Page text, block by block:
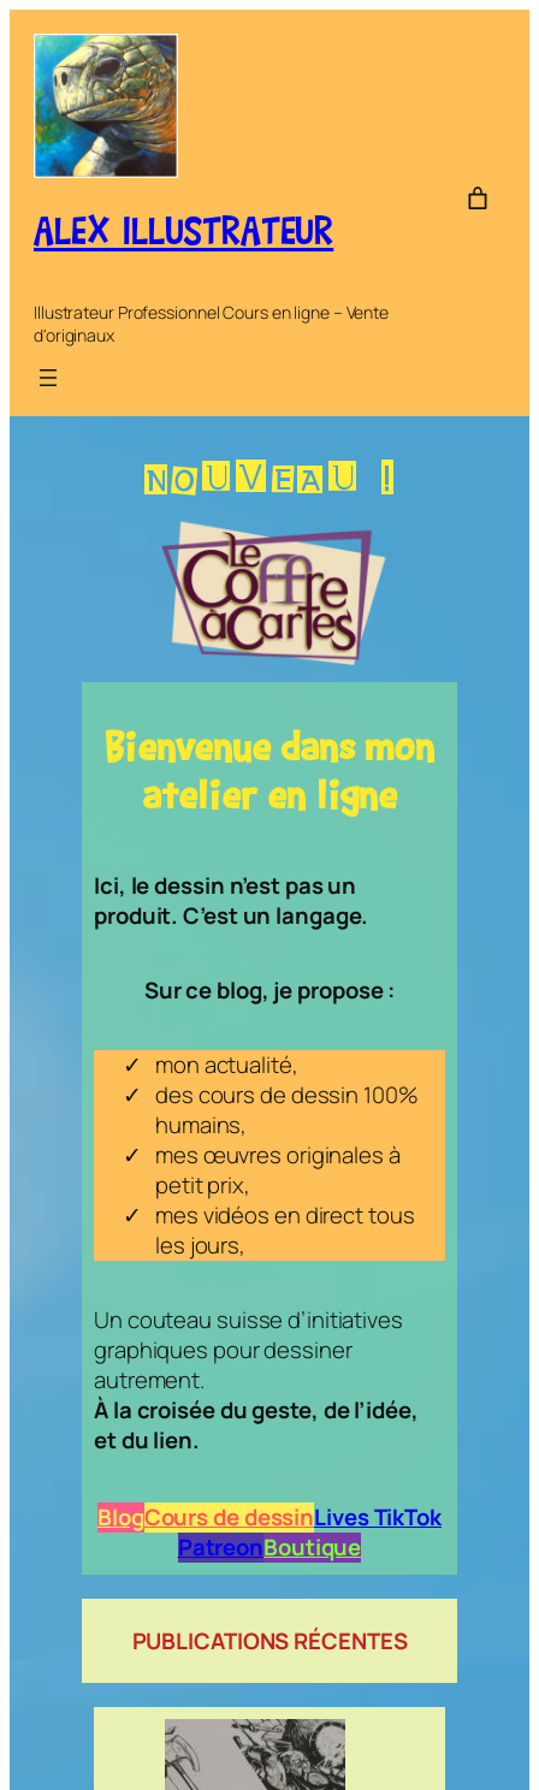
contenu
ALEX ILLUSTRATEUR
Illustrateur Professionnel Cours en ligne – Vente
d'originaux
NOUVEAU !
Bienvenue dans mon
atelier en ligne
Ici, le dessin n’est pas un
produit. C’est un langage.
Sur ce blog, je propose :
mon actualité,
des cours de dessin 100%
humains,
mes œuvres originales à
petit prix,
mes vidéos en direct tous
les jours,
Un couteau suisse d’initiatives
graphiques pour dessiner
autrement.
À la croisée du geste, de l’idée,
et du lien.
BlogCours de dessinLives TikTok
PatreonBoutique
PUBLICATIONS RÉCENTES